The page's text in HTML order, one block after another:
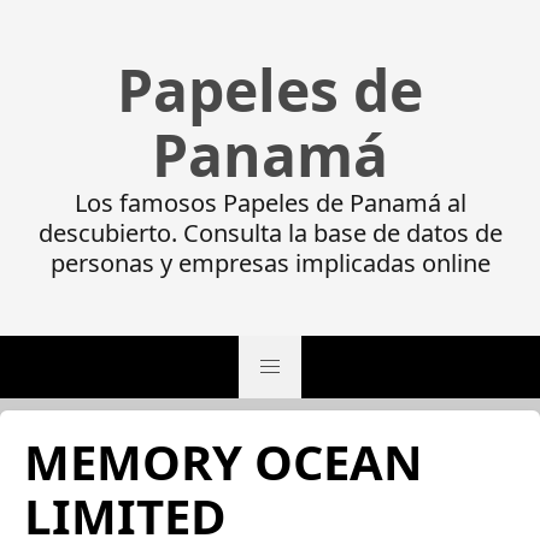
Papeles de
Panamá
Los famosos Papeles de Panamá al
descubierto. Consulta la base de datos de
personas y empresas implicadas online
MEMORY OCEAN
LIMITED